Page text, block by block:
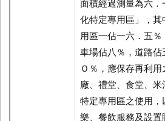
面積經過測量為六
化特定專用區」，
用區一佔一六．五
車場佔八％，道路
Ｏ％，應保存再利
廠、禮堂、食堂、
特定專用區之使用
樂、餐飲服務及設